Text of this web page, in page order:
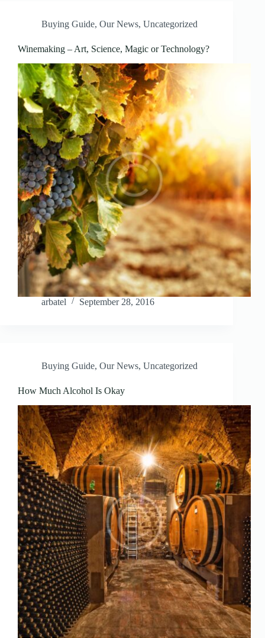
Buying Guide, Our News, Uncategorized
Winemaking – Art, Science, Magic or Technology?
arbatel September 28, 2016
Buying Guide, Our News, Uncategorized
How Much Alcohol Is Okay